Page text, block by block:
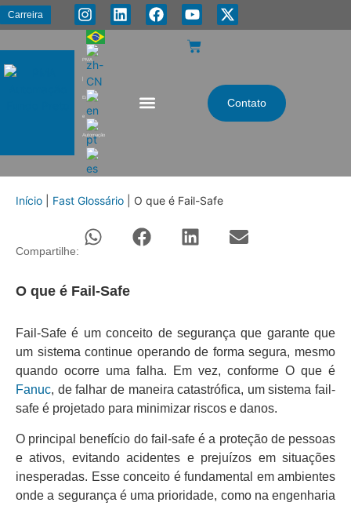
Carreira
PMA
|
Energia
e
Automação
Contato
Início Fast Glossário O que é Fail-Safe
Compartilhe:
O que é Fail-Safe
Fail-Safe é um conceito de segurança que garante que
um sistema continue operando de forma segura, mesmo
quando ocorre uma falha. Em vez, conforme O que é
Fanuc, de falhar de maneira catastrófica, um sistema fail-
safe é projetado para minimizar riscos e danos.
O principal benefício do fail-safe é a proteção de pessoas
e ativos, evitando acidentes e prejuízos em situações
inesperadas. Esse conceito é fundamental em ambientes
onde a segurança é uma prioridade, como na engenharia